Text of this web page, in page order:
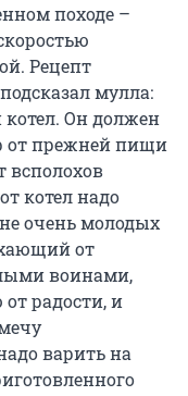
походе –
Рецепт
мулла:
Он должен
от прежней пищи
всполохов
котел надо
очень молодых
от
воинами,
радости, и
варить на